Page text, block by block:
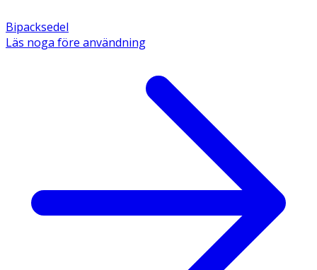
Bipacksedel
Läs noga före användning